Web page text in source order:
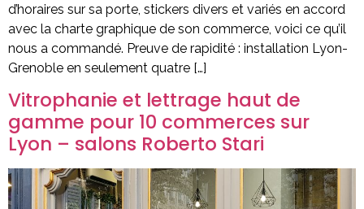
d’horaires sur sa porte, stickers divers et variés en accord
avec la charte graphique de son commerce, voici ce qu’il
nous a commandé. Preuve de rapidité : installation Lyon-
Grenoble en seulement quatre […]
Vitrophanie et lettrage haut de
gamme pour 10 commerces sur
Lyon – salons Roberto Stari